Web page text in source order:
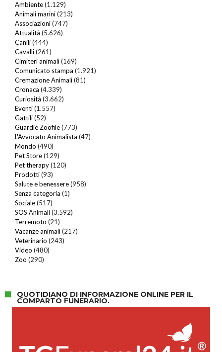
Ambiente(1.129)
Animali marini(213)
Associazioni(747)
Attualità (5.626)
Canili(444)
Cavalli(261)
Cimiteri animali(169)
Comunicato stampa (1.921)
Cremazione Animali(81)
Cronaca (4.339)
Curiosità (3.662)
Eventi(1.557)
Gattili(52)
Guardie Zoofile(773)
L'Avvocato Animalista (47)
Mondo (490)
Pet Store(129)
Pet therapy(120)
Prodotti(93)
Salute e benessere(958)
Senza categoria (1)
Sociale(517)
SOS Animali(3.592)
Terremoto (21)
Vacanze animali(217)
Veterinario (243)
Video (480)
Zoo (290)
QUOTIDIANO DI INFORMAZIONE ONLINE PER IL
COMPARTO FUNERARIO.